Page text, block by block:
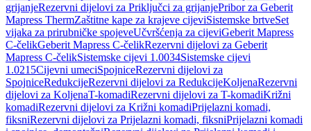
grijanjeRezervni dijelovi za Priključci za grijanjePribor za Geberit
Mapress ThermZaštitne kape za krajeve cijeviSistemske brtveSet
vijaka za prirubničke spojeveUčvršćenja za cijeviGeberit Mapress
C-čelikGeberit Mapress C-čelikRezervni dijelovi za Geberit
Mapress C-čelikSistemske cijevi 1.0034Sistemske cijevi
1.0215Cijevni umeciSpojniceRezervni dijelovi za
SpojniceRedukcijeRezervni dijelovi za RedukcijeKoljenaRezervni
dijelovi za KoljenaT-komadiRezervni dijelovi za T-komadiKrižni
komadiRezervni dijelovi za Križni komadiPrijelazni komadi,
fiksniRezervni dijelovi za Prijelazni komadi, fiksniPrijelazni komadi